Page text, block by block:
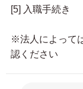
[5] 入職手続き
※法人によって
認ください